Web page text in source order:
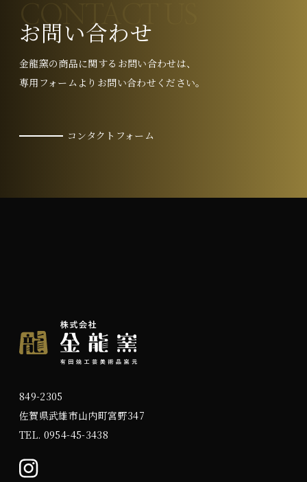
お問い合わせ
CONTACT US
金龍窯の商品に関するお問い合わせは、
専用フォームよりお問い合わせください。
コンタクトフォーム
849-2305
佐賀県武雄市山内町宮野347
TEL. 0954-45-3438